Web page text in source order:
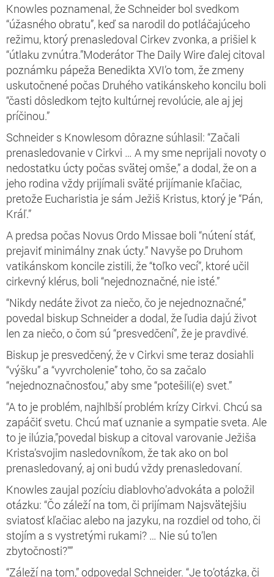
Knowles poznamenal, že Schneider bol svedkom
“úžasného obratu”, keď sa narodil do potláčajúceho
režimu, ktorý prenasledoval Cirkev zvonka, a prišiel k
“útlaku zvnútra.”Moderátor The Daily Wire ďalej citoval
poznámku pápeža Benedikta XVI’o tom, že zmeny
uskutočnené počas Druhého vatikánskeho koncilu boli
“časti dôsledkom tejto kultúrnej revolúcie, ale aj jej
príčinou.”
Schneider s Knowlesom dôrazne súhlasil: “Začali
prenasledovanie v Cirkvi … A my sme neprijali novoty o
nedostatku úcty počas svätej omše,” a dodal, že on a
jeho rodina vždy prijímali sväté prijímanie kľačiac,
pretože Eucharistia je sám Ježiš Kristus, ktorý je “Pán,
Kráľ.”
A predsa počas Novus Ordo Missae boli “nútení stáť,
prejaviť minimálny znak úcty.” Navyše po Druhom
vatikánskom koncile zistili, že “toľko vecí”, ktoré učil
cirkevný klérus, boli “nejednoznačné, nie isté.”
“Nikdy nedáte život za niečo, čo je nejednoznačné,”
povedal biskup Schneider a dodal, že ľudia dajú život
len za niečo, o čom sú “presvedčení”, že je pravdivé.
Biskup je presvedčený, že v Cirkvi sme teraz dosiahli
“výšku” a “vyvrcholenie” toho, čo sa začalo
“nejednoznačnosťou,” aby sme “potešili(e) svet.”
“A to je problém, najhlbší problém krízy Cirkvi. Chcú sa
zapáčiť svetu. Chcú mať uznanie a sympatie sveta. Ale
to je ilúzia,”povedal biskup a citoval varovanie Ježiša
Krista’svojim nasledovníkom, že tak ako on bol
prenasledovaný, aj oni budú vždy prenasledovaní.
Knowles zaujal pozíciu diablovho’advokáta a položil
otázku: “Čo záleží na tom, či prijímam Najsvätejšiu
sviatosť kľačiac alebo na jazyku, na rozdiel od toho, či
stojím a s vystretými rukami? … Nie sú to’len
zbytočnosti?"”
“Záleží na tom,” odpovedal Schneider. “Je to’otázka, či